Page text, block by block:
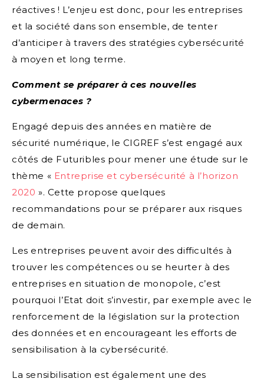
réactives ! L’enjeu est donc, pour les entreprises
et la société dans son ensemble, de tenter
d’anticiper à travers des stratégies cybersécurité
à moyen et long terme.
Comment se préparer à ces nouvelles
cybermenaces ?
Engagé depuis des années en matière de
sécurité numérique, le CIGREF s’est engagé aux
côtés de Futuribles pour mener une étude sur le
thème « Entreprise et cybersécurité à l’horizon
2020 ». Cette propose quelques
recommandations pour se préparer aux risques
de demain.
Les entreprises peuvent avoir des difficultés à
trouver les compétences ou se heurter à des
entreprises en situation de monopole, c’est
pourquoi l’Etat doit s’investir, par exemple avec le
renforcement de la législation sur la protection
des données et en encourageant les efforts de
sensibilisation à la cybersécurité.
La sensibilisation est également une des